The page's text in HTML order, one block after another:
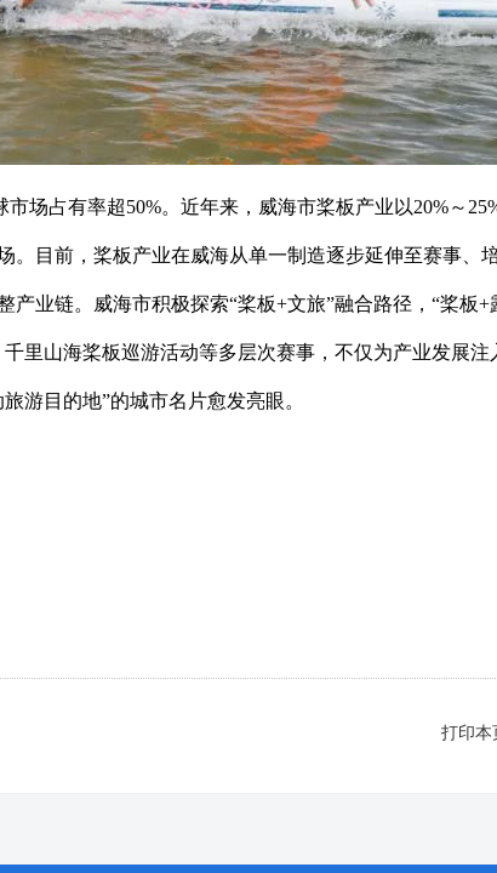
场占有率超50%。近年来，威海市桨板产业以20%～
目前，桨板产业在威海从单一制造逐步延伸至赛事、
业链。威海市积极探索“桨板+文旅”融合路径，“桨板+
里山海桨板巡游活动等多层次赛事，不仅为产业发展注
游目的地”的城市名片愈发亮眼。
打印本